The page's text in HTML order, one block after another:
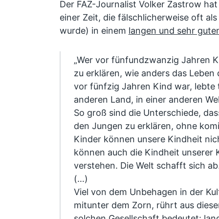
Der FAZ-Journalist Volker Zastrow
einer Zeit, die fälschlicherweise oft
wurde) in einem langen und sehr
„Wer vor fünfundzwanzig Jahren
zu erklären, wie anders das Leben
vor fünfzig Jahren Kind war, lebte
anderen Land, in einer anderen
So groß sind die Unterschiede,
den Jungen zu erklären, ohne
Kinder können unsere Kindheit
können auch die Kindheit unserer
verstehen. Die Welt schafft sich
(…)
Viel von dem Unbehagen in der
mitunter dem Zorn, rührt aus